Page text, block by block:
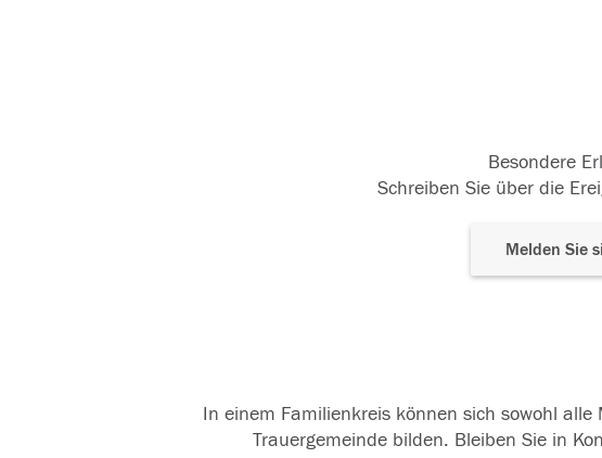
Besondere
Schreiben Sie über die
Melden Sie
In einem Familienkreis können sich sowohl
Trauergemeinde bilden. Bleiben Sie in